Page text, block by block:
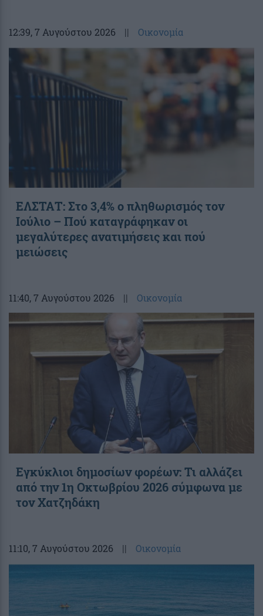
12:39, 7 Αυγούστου 2026 || Οικονομία
ΕΛΣΤΑΤ: Στο 3,4% ο πληθωρισμός τον
Ιούλιο – Πού καταγράφηκαν οι
μεγαλύτερες ανατιμήσεις και πού
μειώσεις
11:40, 7 Αυγούστου 2026 || Οικονομία
Εγκύκλιοι δημοσίων φορέων: Τι αλλάζει
από την 1η Οκτωβρίου 2026 σύμφωνα με
τον Χατζηδάκη
11:10, 7 Αυγούστου 2026 || Οικονομία